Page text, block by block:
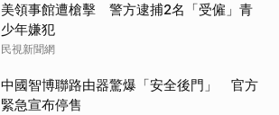
美領事館遭槍擊 警方逮捕2名「受僱」青
少年嫌犯
民視新聞網
中國智博聯路由器驚爆「安全後門」 官方
緊急宣布停售